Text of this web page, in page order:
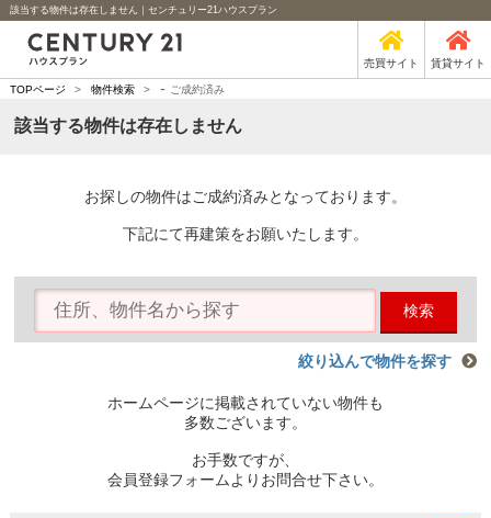
該当する物件は存在しません｜センチュリー21ハウスプラン
売買サイト 賃貸サイト
TOPページ > 物件検索 > - ご成約済み
該当する物件は存在しません
お探しの物件はご成約済みとなっております。
下記にて再建策をお願いたします。
検索
絞り込んで物件を探す
ホームページに掲載されていない物件も
多数ございます。
お手数ですが、
会員登録フォームよりお問合せ下さい。